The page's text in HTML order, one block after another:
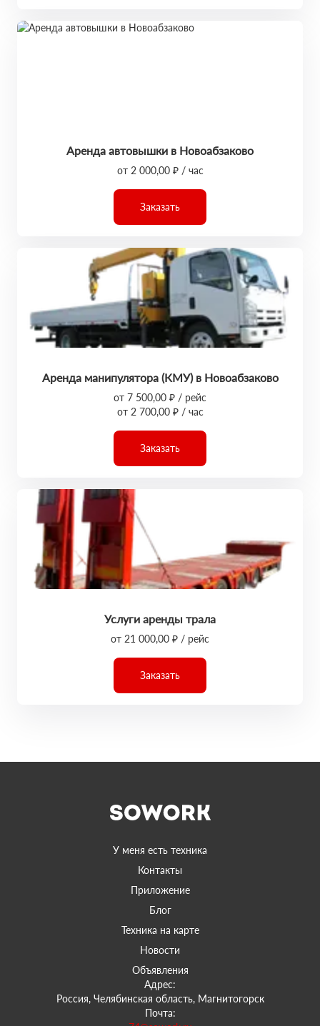
Аренда автовышки в Новоабзаково
от 2 000,00 ₽ / час
Заказать
Аренда манипулятора (КМУ) в Новоабзаково
от 7 500,00 ₽ / рейс
от 2 700,00 ₽ / час
Заказать
Услуги аренды трала
от 21 000,00 ₽ / рейс
Заказать
У меня есть техника
Контакты
Приложение
Блог
Техника на карте
Новости
Объявления
Адрес:
Россия, Челябинская область, Магнитогорск
Почта: